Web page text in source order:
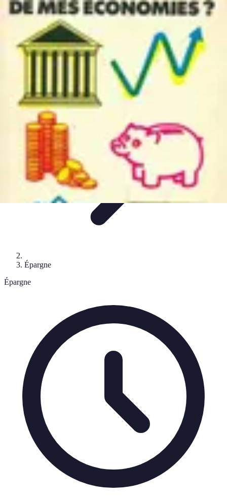
Conseil Banque
Prêts et CréditsCrédits et EmpruntsFrais et TarifsGestion
Crédits et Financements
Conseil Banque
Épargne
Épargne